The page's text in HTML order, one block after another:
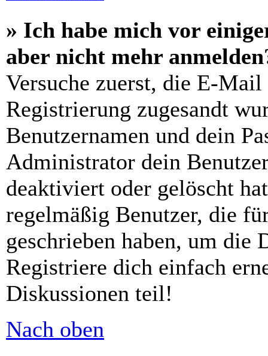
» Ich habe mich vor
aber nicht mehr
Versuche zuerst, die E-
Registrierung zugesandt
Benutzernamen und dein
Administrator dein
deaktiviert oder gelöscht
regelmäßig Benutzer, die
geschrieben haben, um die
Registriere dich einfach
Diskussionen teil!
Nach oben